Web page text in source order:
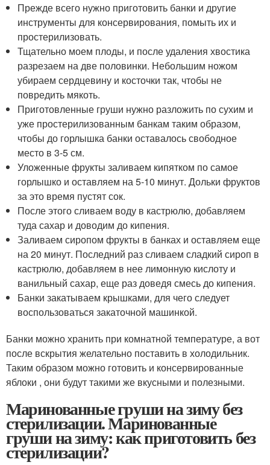
Прежде всего нужно приготовить банки и другие
инструменты для консервирования, помыть их и
простерилизовать.
Тщательно моем плоды, и после удаления хвостика
разрезаем на две половинки. Небольшим ножом
убираем сердцевину и косточки так, чтобы не
повредить мякоть.
Приготовленные груши нужно разложить по сухим и
уже простерилизованным банкам таким образом,
чтобы до горлышка банки оставалось свободное
место в 3-5 см.
Уложенные фрукты заливаем кипятком по самое
горлышко и оставляем на 5-10 минут. Дольки фруктов
за это время пустят сок.
После этого сливаем воду в кастрюлю, добавляем
туда сахар и доводим до кипения.
Заливаем сиропом фрукты в банках и оставляем еще
на 20 минут. Последний раз сливаем сладкий сироп в
кастрюлю, добавляем в нее лимонную кислоту и
ванильный сахар, еще раз доведя смесь до кипения.
Банки закатываем крышками, для чего следует
воспользоваться закаточной машинкой.
Банки можно хранить при комнатной температуре, а вот
после вскрытия желательно поставить в холодильник.
Таким образом можно готовить и консервированные
яблоки , они будут такими же вкусными и полезными.
Маринованные груши на зиму без
стерилизации. Маринованные
груши на зиму: как приготовить без
стерилизации?